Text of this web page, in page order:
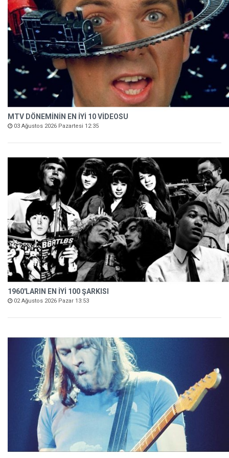
MTV DÖNEMİNİN EN İYİ 10 VİDEOSU
03 Ağustos 2026 Pazartesi 12:35
1960'LARIN EN İYİ 100 ŞARKISI
02 Ağustos 2026 Pazar 13:53